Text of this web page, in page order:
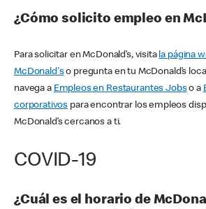
¿Cómo solicito empleo en
Para solicitar en McDonald’s, visita la página
McDonald'so pregunta en tu McDonald’s
navega a Empleos en Restaurantes Jobso a
corporativos para encontrar los empleos
McDonald’s cercanos a ti.
COVID-19
¿Cuál es el horario de